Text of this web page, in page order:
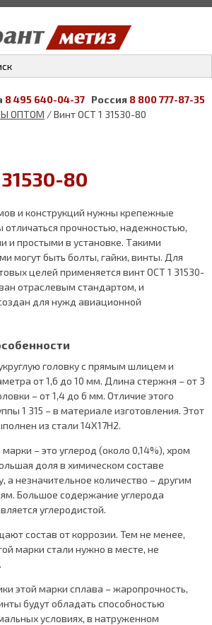
8 495 640-04-37 Россия 8 800 777-87-35
ОПТОМ / Винт ОСТ 1 31530-80
80
и конструкций нужны крепежные
прочностью, надежностью,
и простыми в установке. Такими
могут быть болты, гайки, винты. Для
целей применяется винт ОСТ 1 31530-
отраслевым стандартом, и
для нужд авиационной
головку с прямым шлицем и
от 1,6 до 10 мм. Длина стержня – от 3
– от 1,4 до 6 мм. Отличие этого
1 315 – в материале изготовления. Этот
из стали 14Х17Н2.
– это углерод (около 0,14%), хром
доля в химическом составе
незначительное количество – другим
Большое содержание углерода
углеродистой.
состав от коррозии. Тем не менее,
марки стали нужно в месте, не
этой марки сплава – жаропрочность,
будут обладать способностью
условиях, в натруженном